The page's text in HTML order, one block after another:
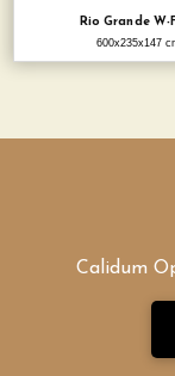
Rio Grande W-
600x235x147
Calidum